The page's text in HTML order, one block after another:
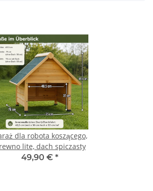
dla robota koszącego,
lite, dach spiczasty
49,90 € *